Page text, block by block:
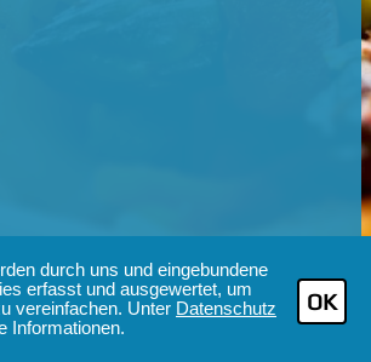
durch uns und eingebundene
erfasst und ausgewertet, um
vereinfachen. Unter Datenschutz
Informationen.
OK